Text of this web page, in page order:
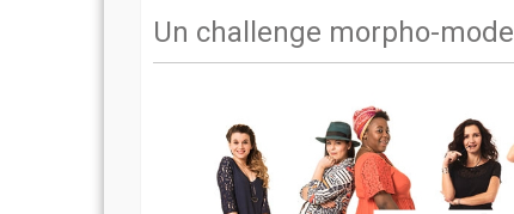
Un challenge morpho-mode